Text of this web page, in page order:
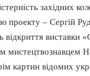
західних
проекту – Сергій
відкриття виставки
мистецтвознавцем
картин відомих